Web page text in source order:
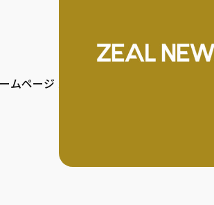
ームページ メンテナンスの